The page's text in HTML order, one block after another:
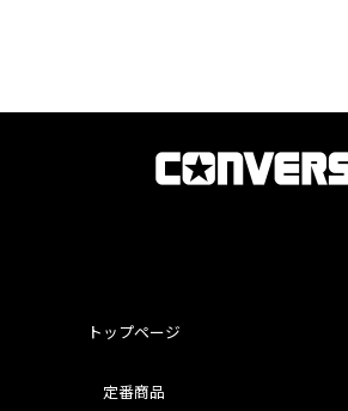
トップページ
定番商品